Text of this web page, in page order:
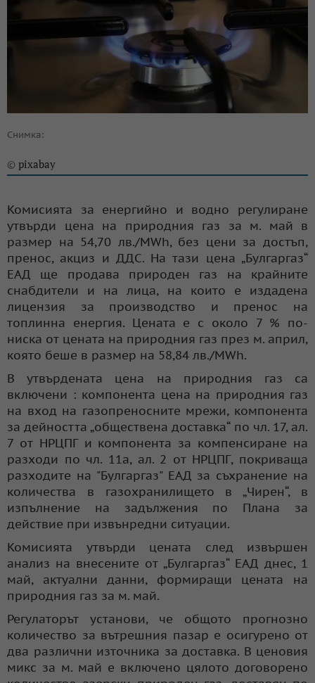
Снимка:
© pixabay
Комисията за енергийно и водно регулиране
утвърди цена на природния газ за м. май в
размер на 54,70 лв./MWh, без цени за достъп,
пренос, акциз и ДДС. На тази цена „Булгаргаз“
ЕАД ще продава природен газ на крайните
снабдители и на лица, на които е издадена
лицензия за производство и пренос на
топлинна енергия. Цената е с около 7 % по-
ниска от цената на природния газ през м. април,
която беше в размер на 58,84 лв./MWh.
В утвърдената цена на природния газ са
включени : компонента цена на природния газ
на вход на газопреносните мрежи, компонента
за дейността „обществена доставка“ по чл. 17, ал.
7 от НРЦПГ и компонента за компенсиране на
разходи по чл. 11а, ал. 2 от НРЦПГ, покриваща
разходите на "Булгаргаз" ЕАД за съхранение на
количества в газохранилището в „Чирен“, в
изпълнение на задължения по Плана за
действие при извънредни ситуации.
Комисията утвърди цената след извършен
анализ на внесените от „Булгаргаз“ ЕАД днес, 1
май, актуални данни, формиращи цената на
природния газ за м. май.
Регулаторът установи, че общото прогнозно
количество за вътрешния пазар е осигурено от
два различни източника за доставка. В ценовия
микс за м. май е включено цялото договорено